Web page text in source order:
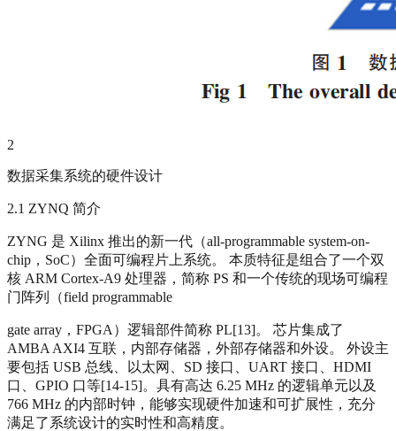
2
数据采集系统的硬件设计
2.1 ZYNQ 简介
ZYNG 是 Xilinx 推出的新一代（all-programmable system-on-
chip，SoC）全面可编程片上系统。 本质特征是组合了一个双
核 ARM Cortex-A9 处理器，简称 PS 和一个传统的现场可编程
门阵列（field programmable
gate array，FPGA）逻辑部件简称 PL[13]。 芯片集成了
AMBA AXI4 互联，内部存储器，外部存储器和外设。 外设主
要包括 USB 总线、以太网、SD 接口、UART 接口、HDMI
口、GPIO 口等[14-15]。具有高达 6.25 MHz 的逻辑单元以及
766 MHz 的内部时钟，能够实现硬件加速和可扩展性，充分
满足了系统设计的实时性和高精度。